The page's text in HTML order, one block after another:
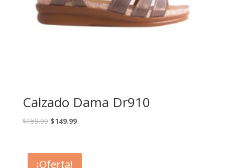
Calzado Dama Dr910
$159.99 $149.99
¡Oferta!